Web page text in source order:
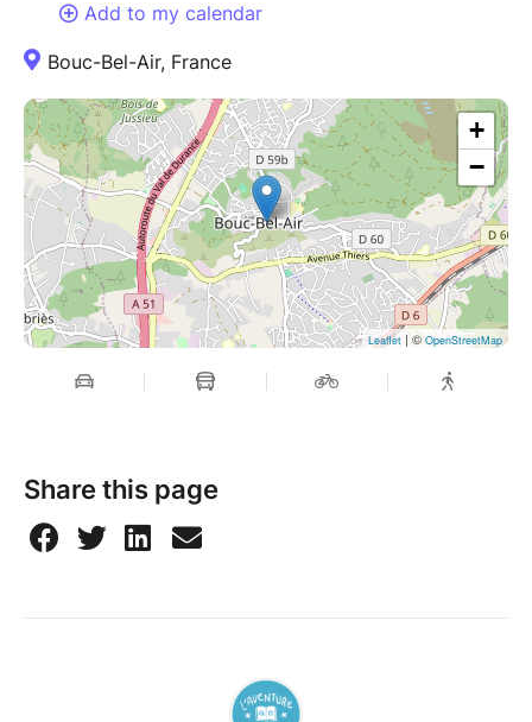
Add to my calendar
Bouc-Bel-Air, France
+
−
Leaflet | ©OpenStreetMap
Share this page